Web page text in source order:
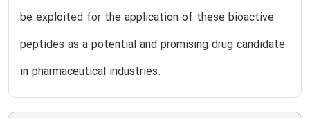
be exploited for the application of these bioactive
peptides as a potential and promising drug candidate
in pharmaceutical industries.